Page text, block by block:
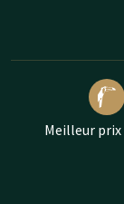
Meilleur